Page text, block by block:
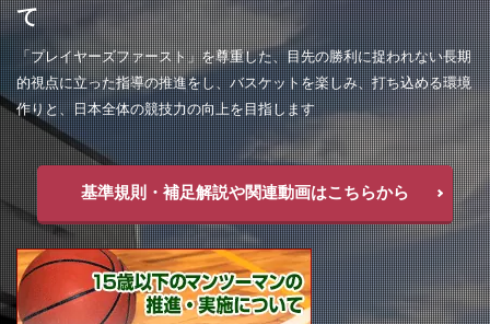
て
「プレイヤーズファースト」を尊重した、目先の勝利に捉われない長期
的視点に立った指導の推進をし、バスケットを楽しみ、打ち込める環境
作りと、日本全体の競技力の向上を目指します
基準規則・補足解説や関連動画はこちらから